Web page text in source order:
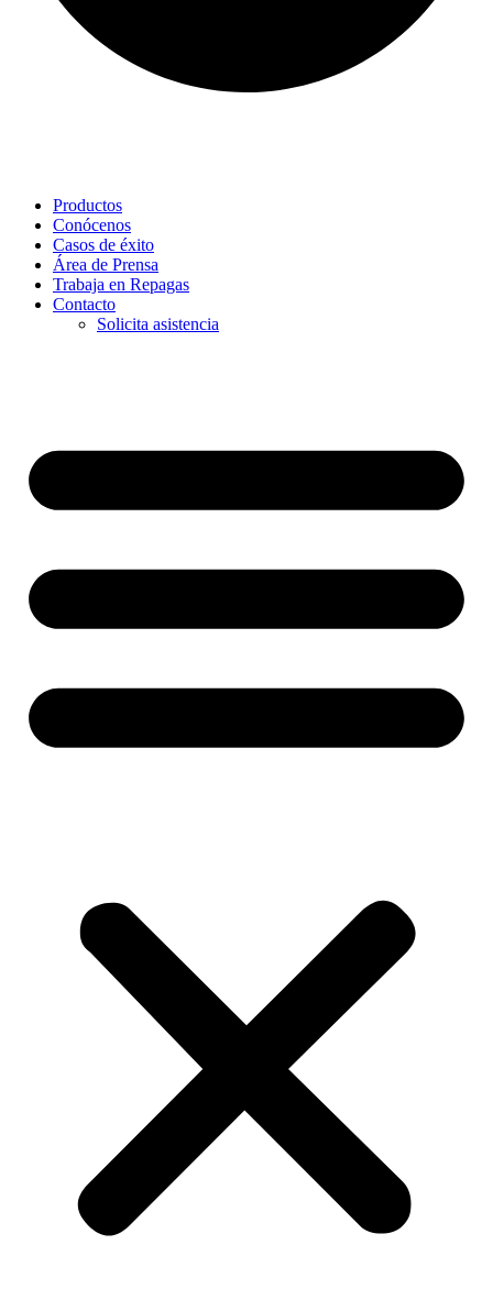
Productos
Conócenos
Casos de éxito
Área de Prensa
Trabaja en Repagas
Contacto
Solicita asistencia